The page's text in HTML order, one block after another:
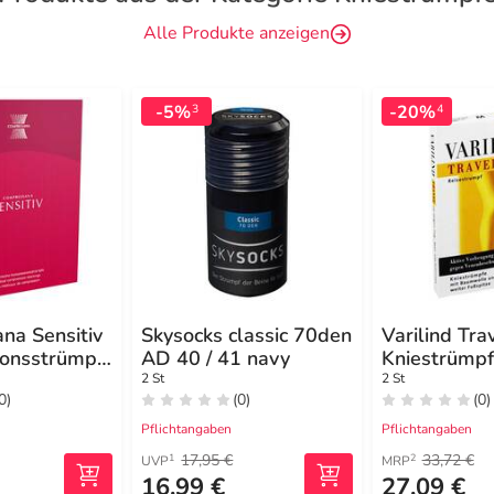
Alle Produkte anzeigen
Sensitiv
kurz II silk
-5%3
Skysocks classic 70den
AD 40 / 41 navy
2 St
(0)
Pflichtangaben
UVP1 17,95 €
-20%4
Varilind
2 St
(0)
Pflichtangaben
MRP2 33,72 €